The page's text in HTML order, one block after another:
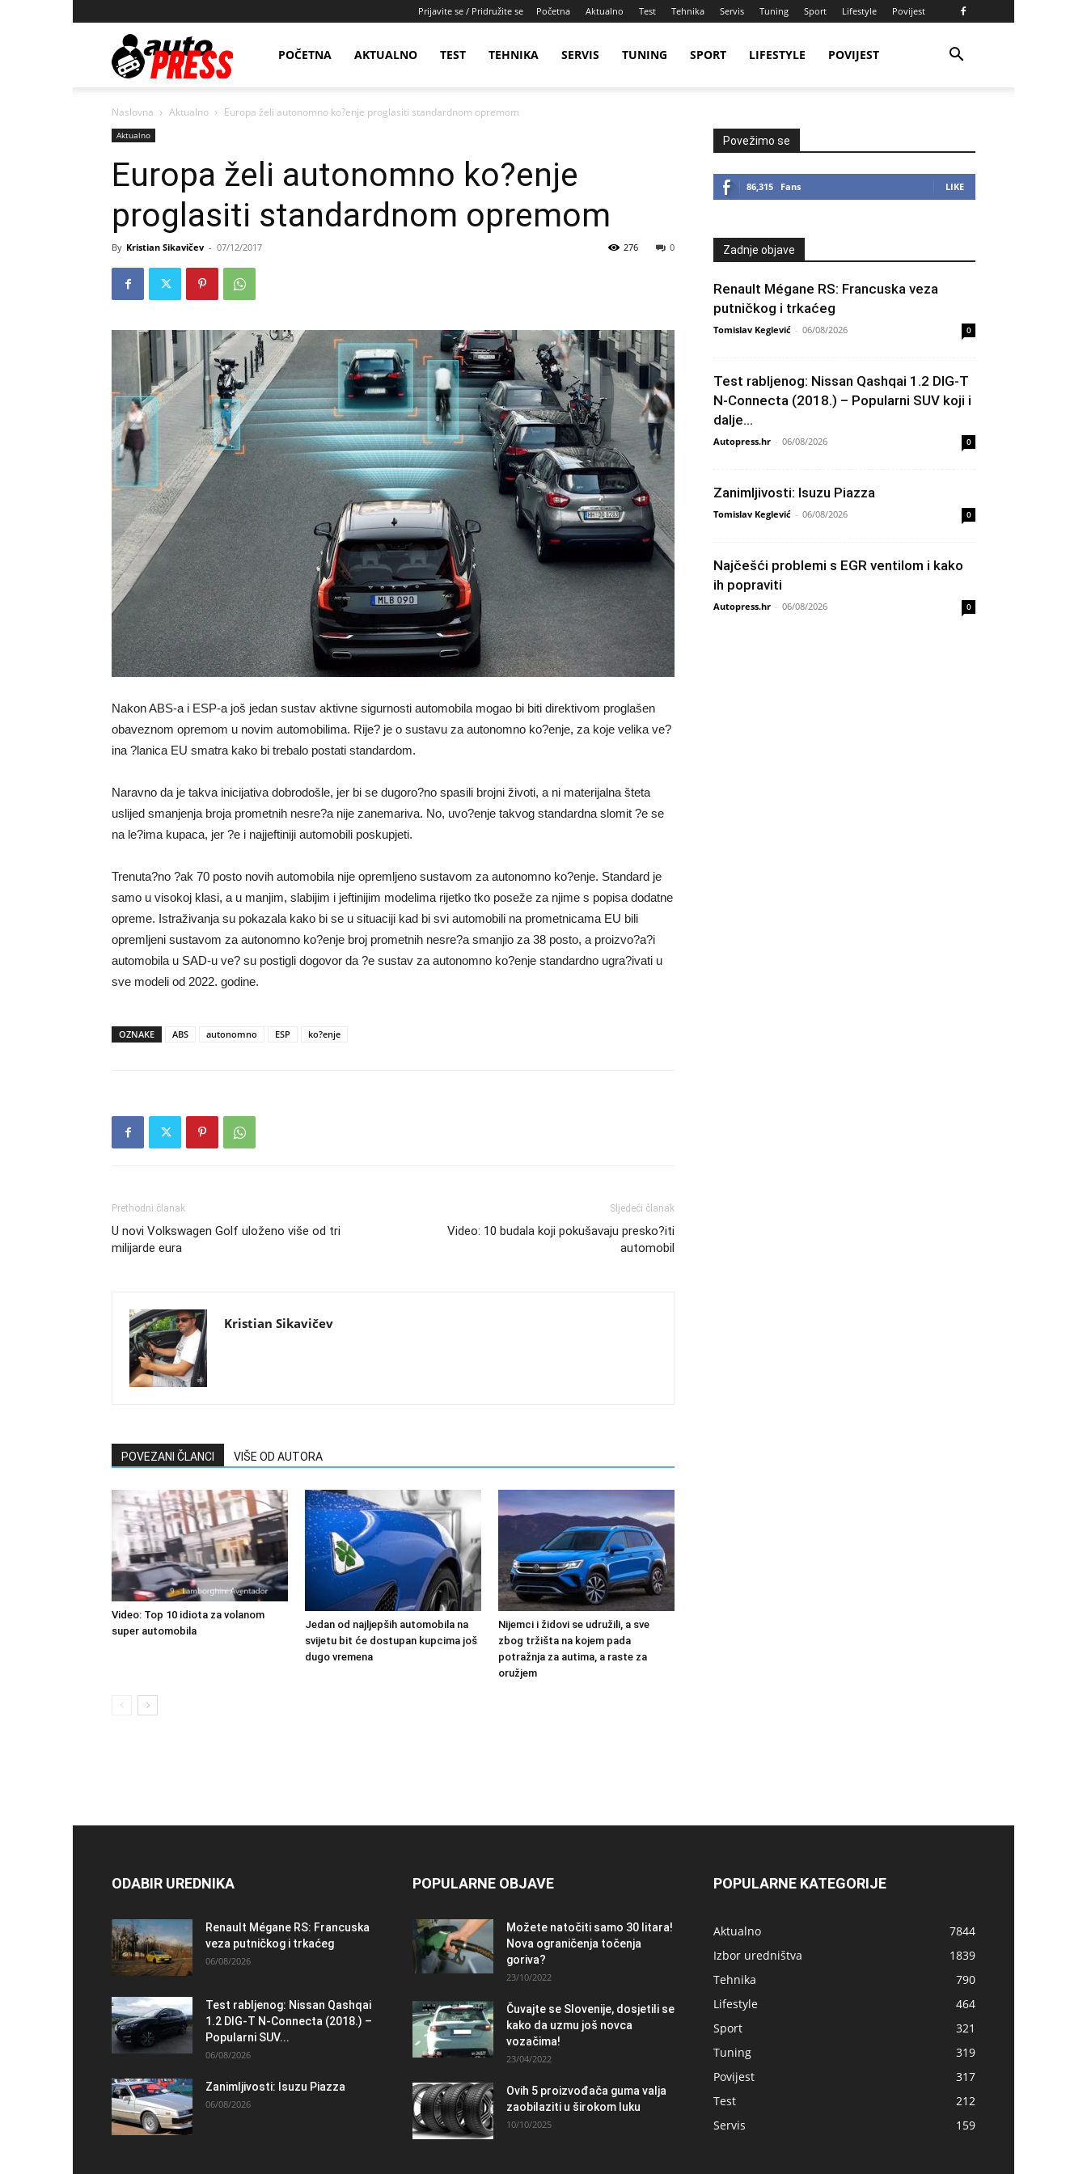
Prijavite se / Pridružite se Početna Aktualno Test Tehnika Servis Tuning Sport Lifestyle Povijest
AutopressHRPOČETNA AKTUALNO TEST TEHNIKA SERVIS TUNING SPORT LIFESTYLE POVIJEST
Naslovna Aktualno Europa želi autonomno ko?enje proglasiti standardnom opremom
Aktualno
Europa želi autonomno ko?enje
proglasiti standardnom opremom
By Kristian Sikavičev - 07/12/2017 0
276
Nakon ABS-a i ESP-a još jedan sustav aktivne sigurnosti automobila mogao bi biti direktivom proglašen
obaveznom opremom u novim automobilima. Rije? je o sustavu za autonomno ko?enje, za koje velika ve?
ina ?lanica EU smatra kako bi trebalo postati standardom.
Naravno da je takva inicijativa dobrodošle, jer bi se dugoro?no spasili brojni životi, a ni materijalna šteta
uslijed smanjenja broja prometnih nesre?a nije zanemariva. No, uvo?enje takvog standardna slomit ?e se
na le?ima kupaca, jer ?e i najjeftiniji automobili poskupjeti.
Trenuta?no ?ak 70 posto novih automobila nije opremljeno sustavom za autonomno ko?enje. Standard je
samo u visokoj klasi, a u manjim, slabijim i jeftinijim modelima rijetko tko poseže za njime s popisa dodatne
opreme. Istraživanja su pokazala kako bi se u situaciji kad bi svi automobili na prometnicama EU bili
opremljeni sustavom za autonomno ko?enje broj prometnih nesre?a smanjio za 38 posto, a proizvo?a?i
automobila u SAD-u ve? su postigli dogovor da ?e sustav za autonomno ko?enje standardno ugra?ivati u
sve modeli od 2022. godine.
OZNAKE ABS autonomno ESP ko?enje
Prethodni članak
U novi Volkswagen Golf uloženo više od tri
milijarde eura
Sljedeći članak
Video: 10 budala koji pokušavaju presko?iti
automobil
Kristian Sikavičev
POVEZANI ČLANCI VIŠE OD AUTORA
Video: Top 10 idiota za volanom
super automobila
Jedan od najljepših automobila na
svijetu bit će dostupan kupcima još
dugo vremena
Nijemci i židovi se udružili, a sve
zbog tržišta na kojem pada
potražnja za autima, a raste za
oružjem
Povežimo se
86,315 Fans LIKE
Zadnje objave
Renault Mégane RS: Francuska veza
putničkog i trkaćeg
Tomislav Keglević - 06/08/2026 0
Test rabljenog: Nissan Qashqai 1.2 DIG-T
N-Connecta (2018.) – Popularni SUV koji i
dalje...
Autopress.hr - 06/08/2026 0
Zanimljivosti: Isuzu Piazza
Tomislav Keglević - 06/08/2026 0
Najčešći problemi s EGR ventilom i kako
ih popraviti
Autopress.hr - 06/08/2026 0
ODABIR UREDNIKA
Renault Mégane RS: Francuska
veza putničkog i trkaćeg
06/08/2026
Test rabljenog: Nissan Qashqai
1.2 DIG-T N-Connecta (2018.) –
Popularni SUV...
06/08/2026
Zanimljivosti: Isuzu Piazza
06/08/2026
POPULARNE OBJAVE
Možete natočiti samo 30 litara!
Nova ograničenja točenja
goriva?
23/10/2022
Čuvajte se Slovenije, dosjetili se
kako da uzmu još novca
vozačima!
23/04/2022
Ovih 5 proizvođača guma valja
zaobilaziti u širokom luku
10/10/2025
POPULARNE KATEGORIJE
Aktualno
7844
Izbor uredništva
1839
Tehnika
790
Lifestyle
464
Sport
321
Tuning
319
Povijest
317
Test
212
Servis
159